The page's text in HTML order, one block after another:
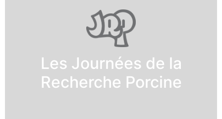
Les Journées de la
Recherche Porcine
Les Journées de la
Recherche Porcine